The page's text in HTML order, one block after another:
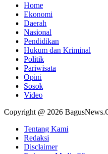
Home
Ekonomi
Daerah
Nasional
Pendidikan
Hukum dan Kriminal
Politik
Pariwisata
Opini
Sosok
Video
Copyright @ 2026
Tentang Kami
Redaksi
Disclaimer